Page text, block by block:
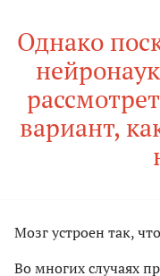
Однако
вариант,
Мозг устроен так,
Во многих случаях